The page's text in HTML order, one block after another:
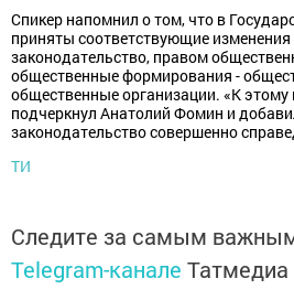
Спикер напомнил о том, что в
приняты соответствующие
законодательство, правом
общественные формирования -
общественные организации. «К
подчеркнул Анатолий Фомин и
законодательство совершенно
ТИ
Следите за самым
Telegram-канале Татмедиа